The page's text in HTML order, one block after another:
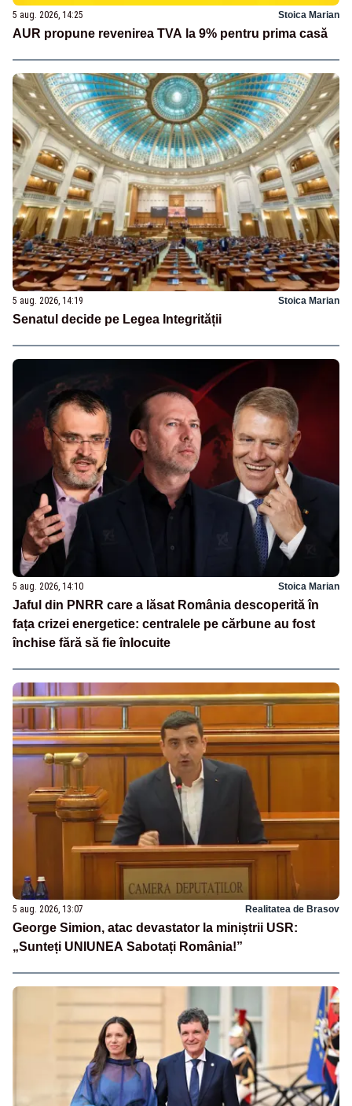
5 aug. 2026, 14:25 Stoica Marian
AUR propune revenirea TVA la 9% pentru prima casă
5 aug. 2026, 14:19 Stoica Marian
Senatul decide pe Legea Integrității
5 aug. 2026, 14:10 Stoica Marian
Jaful din PNRR care a lăsat România descoperită în
fața crizei energetice: centralele pe cărbune au fost
închise fără să fie înlocuite
5 aug. 2026, 13:07 Realitatea de Brasov
George Simion, atac devastator la miniștrii USR:
„Sunteți UNIUNEA Sabotați România!”